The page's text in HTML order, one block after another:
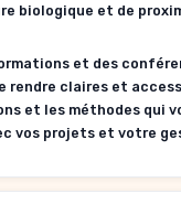
biologique et de
et des
rendre claires et
et les méthodes qui
vos projets et votre